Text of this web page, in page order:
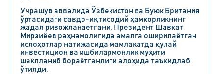
Учрашув аввалида Ўзбекистон ва Буюк Британия
ўртасидаги савдо-иқтисодий ҳамкорликнинг
жадал ривожланаётгани, Президент Шавкат
Мирзиёев раҳнамолигида амалга оширилаётган
ислоҳотлар натижасида мамлакатда қулай
инвестицион ва ишбилармонлик муҳити
шаклланиб бораётганлиги алоҳида таъкидлаб
ўтилди.